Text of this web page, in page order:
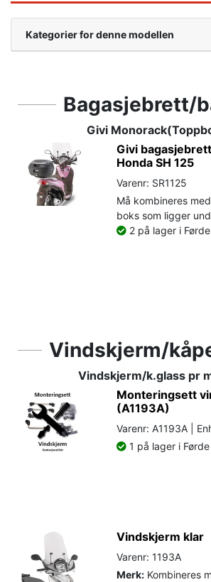
Kategorier for denne modellen
Bagasjebrett/
Givi
Givi
Honda SH 125
Varenr: SR1125
Må kombineres
boks som ligger
2 på lager i Førde
Vindskjerm/
Vindskjerm/k.glass pr
Monteringsett
(A1193A)
Varenr: A1193A |
1 på lager i Førde
Vindskjerm klar
Varenr: 1193A
Merk: Kombineres